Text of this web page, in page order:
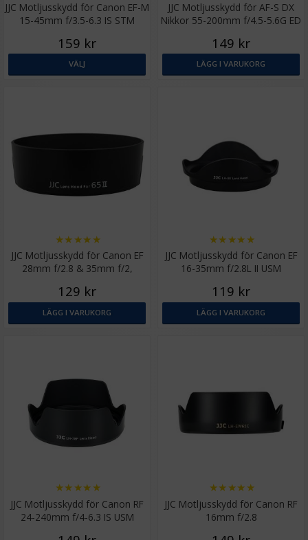
JJC Motljusskydd för Canon EF-M
15-45mm f/3.5-6.3 IS STM
159 kr
VÄLJ
JJC Motljusskydd för AF-S DX
Nikkor 55-200mm f/4.5-5.6G ED
149 kr
LÄGG I VARUKORG
JJC Motljusskydd för Canon EF
28mm f/2.8 & 35mm f/2,
★★★★★
129 kr
LÄGG I VARUKORG
JJC Motljusskydd för Canon EF
16-35mm f/2.8L II USM
★★★★★
119 kr
LÄGG I VARUKORG
JJC Motljusskydd för Canon RF
24-240mm f/4-6.3 IS USM
★★★★★
JJC Motljusskydd för Canon RF
16mm f/2.8
★★★★★